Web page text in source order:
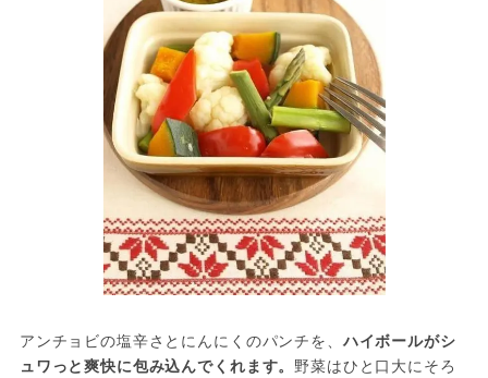
アンチョビの塩辛さとにんにくのパンチを、 ハイボールがシ
ュワっと爽快に包み込んでくれます。 野菜はひと口大にそろ